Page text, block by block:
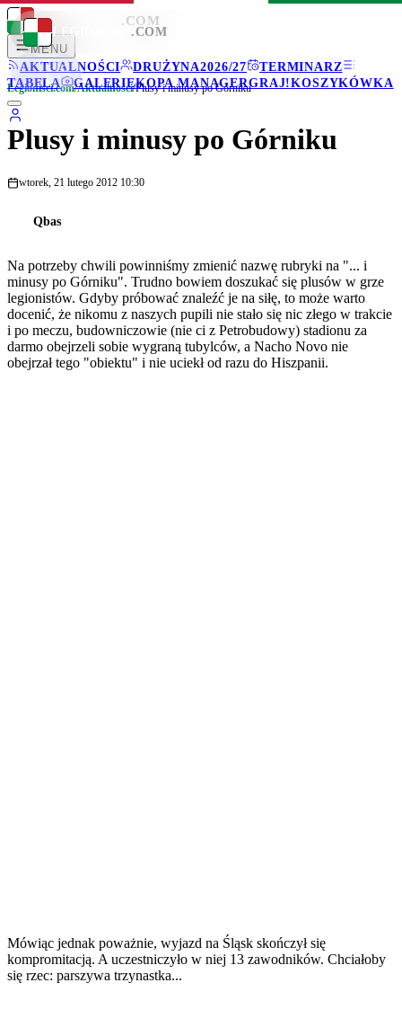
LEGIONISCI .COM
MENU
AKTUALNOŚCI
DRUŻYNA2026/27
TERMINARZ
TABELA
GALERIEKOPA MANAGERGRAJ!KOSZYKÓWKA
LEGIONISCI .COM
Legionisci.com/Aktualności/Plusy i minusy po Górniku
Plusy i minusy po Górniku
wtorek, 21 lutego 2012 10:30
Qbas
Na potrzeby chwili powinniśmy zmienić nazwę rubryki na "... i
minusy po Górniku". Trudno bowiem doszukać się plusów w grze
legionistów. Gdyby próbować znaleźć je na siłę, to może warto
docenić, że nikomu z naszych pupili nie stało się nic złego w trakcie
i po meczu, budowniczowie (nie ci z Petrobudowy) stadionu za
darmo obejrzeli sobie wygraną tubylców, a Nacho Novo nie
obejrzał tego "obiektu" i nie uciekł od razu do Hiszpanii.
Mówiąc jednak poważnie, wyjazd na Śląsk skończył się
kompromitacją. A uczestniczyło w niej 13 zawodników. Chciałoby
się rzec: parszywa trzynastka...